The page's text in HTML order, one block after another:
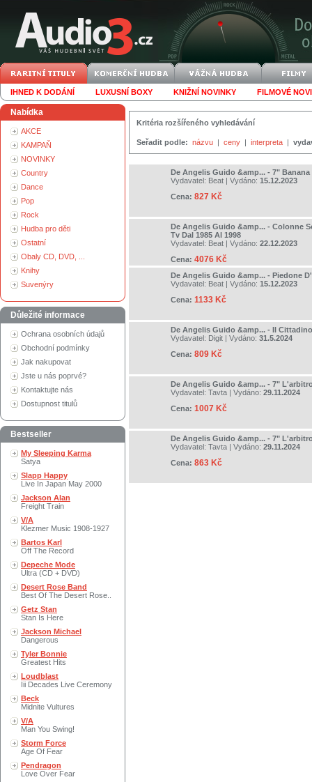
IHNED K DODÁNÍ LUXUSNÍ BOXY KNIŽNÍ NOVINKY FILMOVÉ
Nabídka
AKCE
KAMPAŇ
NOVINKY
Country
Dance
Pop
Rock
Hudba pro děti
Ostatní
Obaly CD, DVD, ...
Knihy
Suvenýry
Důležité informace
Ochrana osobních údajů
Obchodní podmínky
Jak nakupovat
Jste u nás poprvé?
Kontaktujte nás
Dostupnost titulů
Bestseller
My Sleeping Karma
Satya
Slapp Happy
Live In Japan May 2000
Jackson Alan
Freight Train
V/A
Klezmer Music 1908-1927
Bartos Karl
Off The Record
Depeche Mode
Ultra (CD + DVD)
Desert Rose Band
Best Of The Desert Rose..
Getz Stan
Stan Is Here
Jackson Michael
Dangerous
Tyler Bonnie
Greatest Hits
Loudblast
Iii Decades Live Ceremony
Beck
Midnite Vultures
V/A
Man You Swing!
Storm Force
Age Of Fear
Pendragon
Love Over Fear
Kritéria rozšířeného vyhledávání
Seřadit podle: názvu | ceny | interpreta |
De Angelis Guido &amp... - 7" Banana
Vydavatel: Beat | Vydáno: 15.12.2023
Cena: 827 Kč
De Angelis Guido &amp... - Colonne
Tv Dal 1985 Al 1998
Vydavatel: Beat | Vydáno: 22.12.2023
Cena: 4076 Kč
De Angelis Guido &amp... - Piedone
Vydavatel: Beat | Vydáno: 15.12.2023
Cena: 1133 Kč
De Angelis Guido &amp... - Il
Vydavatel: Digit | Vydáno: 31.5.2024
Cena: 809 Kč
De Angelis Guido &amp... - 7"
Vydavatel: Tavta | Vydáno: 29.11.2024
Cena: 1007 Kč
De Angelis Guido &amp... - 7"
Vydavatel: Tavta | Vydáno: 29.11.2024
Cena: 863 Kč